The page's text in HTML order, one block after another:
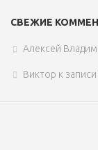
СВЕЖИЕ
Алексей
Виктор к записи